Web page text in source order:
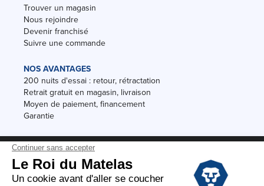
Trouver un magasin
Nous rejoindre
Devenir franchisé
Suivre une commande
NOS AVANTAGES
200 nuits d'essai : retour, rétractation
Retrait gratuit en magasin, livraison
Moyen de paiement, financement
Garantie
Conditions des offres
Black Friday
Destockage